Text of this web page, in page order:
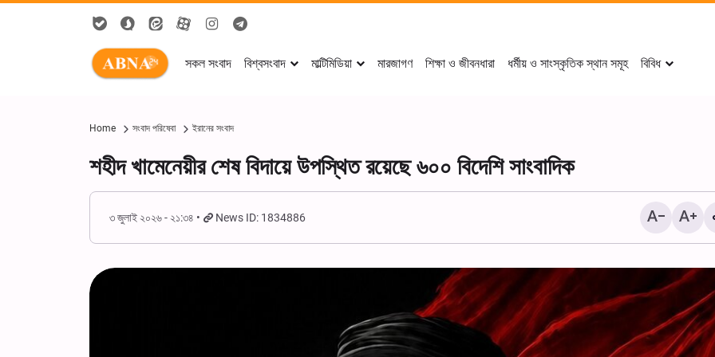
সকল সংবাদ বিশ্বসংবাদ মাল্টিমিডিয়া মারজাগণ শিক্ষা ও জীবনধারা ধর্মীয় ও সাংস্কৃতিক স্থান সমূহ বিবিধ
Home সংবাদ পরিষেবা ইরানের সংবাদ
শহীদ খামেনেয়ীর শেষ বিদায়ে উপস্থিত রয়েছে ৬০০ বিদেশি সাংবাদিক
৩ জুলাই ২০২৬ - ২১:৩৪ News ID: 1834886
গ্যাবনের আল-হুদা সেন্টারে আরবাইন
পালন+ছবি।